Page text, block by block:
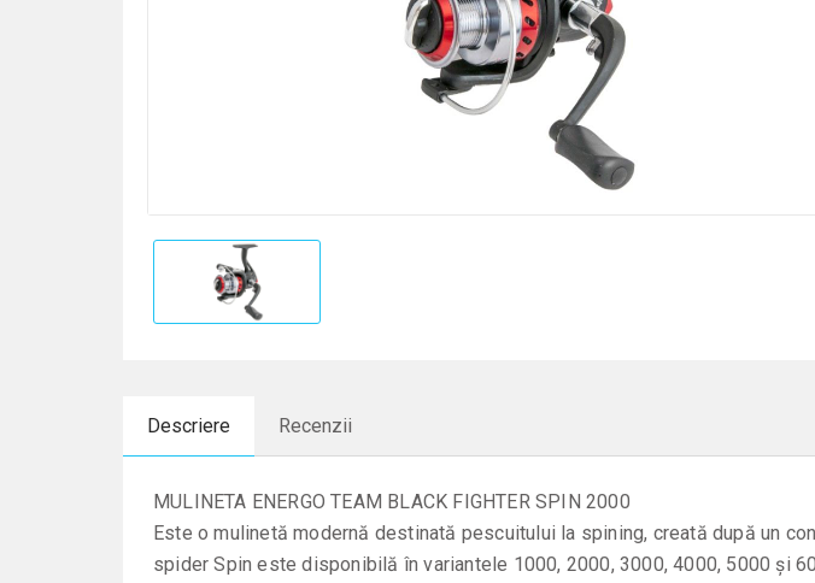
Descriere Recenzii
MULINETA ENERGO TEAM BLACK FIGHTER SPIN 2000
Este o mulinetă modernă destinată pescuitului la spining, creată după un
spider Spin este disponibilă în variantele 1000, 2000, 3000, 4000, 5000 şi